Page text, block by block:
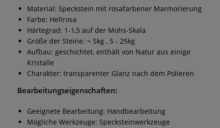
Material: Speckstein mit rosafarbener Marmorierung
Farbe: Hellrosa
Härtegrad: 1-1,5 auf der Mohs-Skala
Größe der Steine: < 5kg , 5 - 25kg
Aufbau: geschichtet, enthält von Natur aus einige
Kristalle
Charakter: transparenter Glanz nach dem Polieren
Bearbeitungseigenschaften:
Geeignete Bearbeitung: Handbearbeitung
Mögliche Werkzeuge: Specksteinwerkzeuge